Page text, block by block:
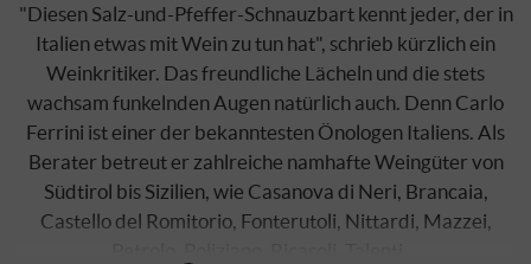
"Diesen Salz-und-Pfeffer-Schnauzbart kennt jeder, der in
Italien etwas mit Wein zu tun hat", schrieb kürzlich ein
Weinkritiker. Das freundliche Lächeln und die stets
wachsam funkelnden Augen natürlich auch. Denn Carlo
Ferrini ist einer der bekanntesten Önologen Italiens. Als
Berater betreut er zahlreiche namhafte Weingüter von
Südtirol bis Sizilien, wie Casanova di Neri, Brancaia,
Castello del Romitorio, Fonterutoli, Nittardi, Mazzei,